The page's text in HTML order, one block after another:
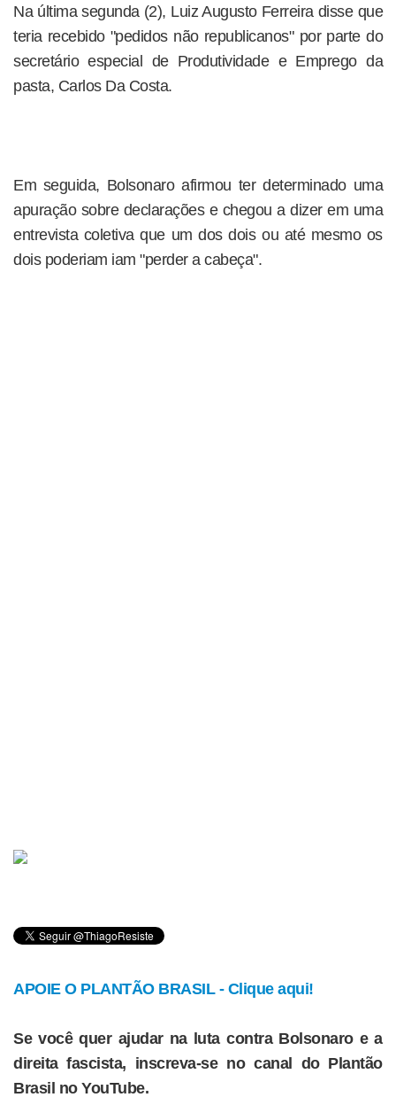
Na última segunda (2), Luiz Augusto Ferreira disse que
teria recebido "pedidos não republicanos" por parte do
secretário especial de Produtividade e Emprego da
pasta, Carlos Da Costa.
Em seguida, Bolsonaro afirmou ter determinado uma
apuração sobre declarações e chegou a dizer em uma
entrevista coletiva que um dos dois ou até mesmo os
dois poderiam iam "perder a cabeça".
APOIE O PLANTÃO BRASIL - Clique aqui!
Se você quer ajudar na luta contra Bolsonaro e a
direita fascista, inscreva-se no canal do Plantão
Brasil no YouTube.